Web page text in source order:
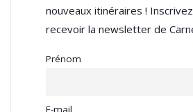
nouveaux itinéraires !
recevoir la newsletter de
Prénom
E-mail